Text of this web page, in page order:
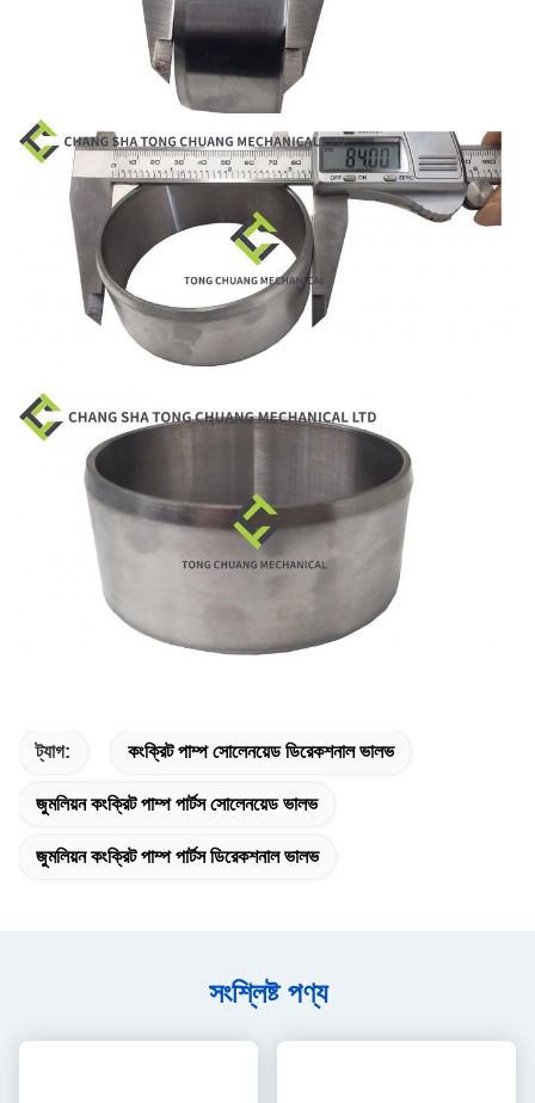
ট্যাগ: কংক্রিট পাম্প সোলেনয়েড ডিরেকশনাল ভালভ
জুমলিয়ন কংক্রিট পাম্প পার্টস সোলেনয়েড ভালভ
জুমলিয়ন কংক্রিট পাম্প পার্টস ডিরেকশনাল ভালভ
সংশ্লিষ্ট পণ্য